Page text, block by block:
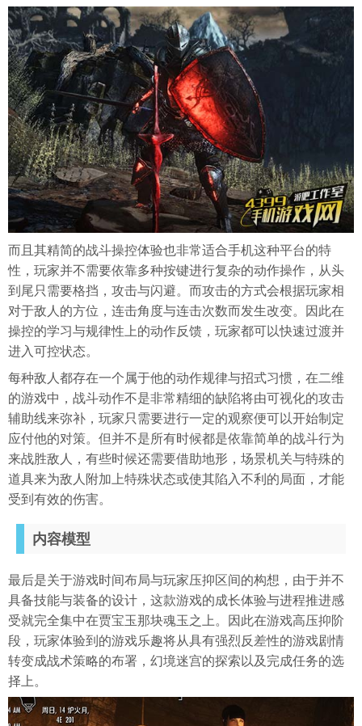
而且其精简的战斗操控体验也非常适合手机这种平台的特
性，玩家并不需要依靠多种按键进行复杂的动作操作，从头
到尾只需要格挡，攻击与闪避。而攻击的方式会根据玩家相
对于敌人的方位，连击角度与连击次数而发生改变。因此在
操控的学习与规律性上的动作反馈，玩家都可以快速过渡并
进入可控状态。
每种敌人都存在一个属于他的动作规律与招式习惯，在二维
的游戏中，战斗动作不是非常精细的缺陷将由可视化的攻击
辅助线来弥补，玩家只需要进行一定的观察便可以开始制定
应付他的对策。但并不是所有时候都是依靠简单的战斗行为
来战胜敌人，有些时候还需要借助地形，场景机关与特殊的
道具来为敌人附加上特殊状态或使其陷入不利的局面，才能
受到有效的伤害。
内容模型
最后是关于游戏时间布局与玩家压抑区间的构想，由于并不
具备技能与装备的设计，这款游戏的成长体验与进程推进感
受就完全集中在贾宝玉那块魂玉之上。因此在游戏高压抑阶
段，玩家体验到的游戏乐趣将从具有强烈反差性的游戏剧情
转变成战术策略的布署，幻境迷宫的探索以及完成任务的选
择上。